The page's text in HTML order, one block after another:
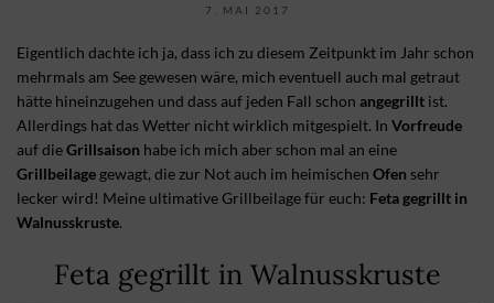
7. MAI 2017
Eigentlich dachte ich ja, dass ich zu diesem Zeitpunkt im Jahr schon
mehrmals am See gewesen wäre, mich eventuell auch mal getraut
hätte hineinzugehen und dass auf jeden Fall schon angegrillt ist.
Allerdings hat das Wetter nicht wirklich mitgespielt. In Vorfreude
auf dieGrillsaison habe ich mich aber schon mal an eine
Grillbeilage gewagt, die zur Not auch im heimischen Ofen sehr
lecker wird! Meine ultimative Grillbeilage für euch: Feta gegrillt in
Walnusskruste.
Feta gegrillt in Walnusskruste